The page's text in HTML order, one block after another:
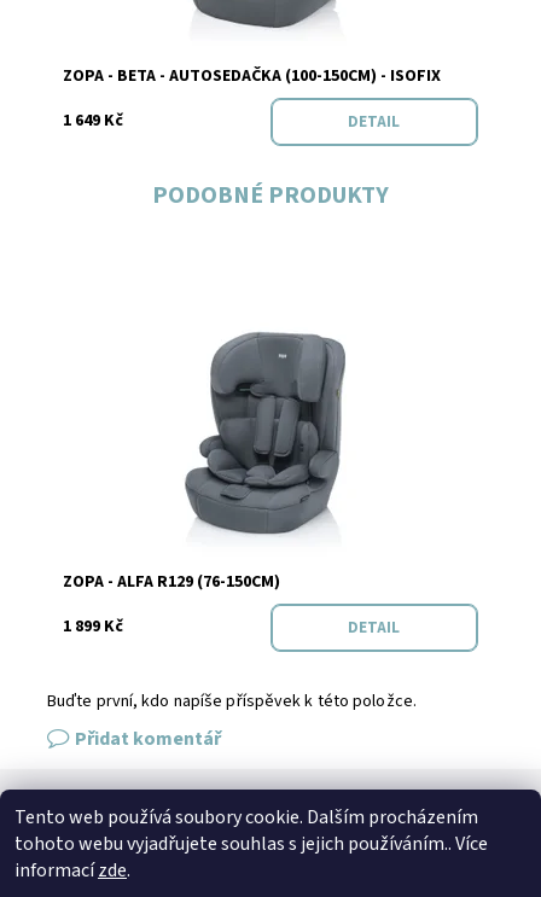
Značka: Zopa
ZOPA - BETA - AUTOSEDAČKA (100-150CM) - ISOFIX
1 649 Kč
DETAIL
PODOBNÉ PRODUKTY
Skladem
Značka:
ZOPA - ALFA R129 (76-150CM)
1 899 Kč
DETAIL
Buďte první, kdo napíše příspěvek k této položce.
Přidat komentář
SPOJTE SE S NÁMI
Kontakt
Tento web používá soubory cookie. Dalším procházením
tohoto webu vyjadřujete souhlas s jejich používáním.. Více
informacízde.